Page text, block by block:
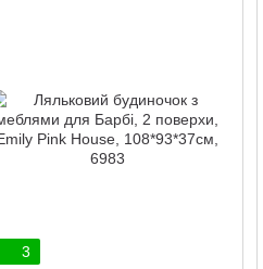
3